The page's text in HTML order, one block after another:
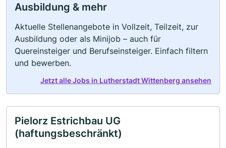
Ausbildung & mehr
Aktuelle Stellenangebote in Vollzeit, Teilzeit, zur
Ausbildung oder als Minijob – auch für
Quereinsteiger und Berufseinsteiger. Einfach filtern
und bewerben.
Jetzt alle Jobs in Lutherstadt Wittenberg ansehen
Pielorz Estrichbau UG
(haftungsbeschränkt)